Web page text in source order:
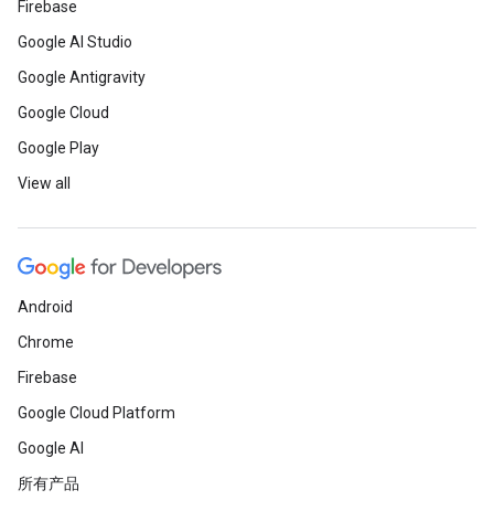
Firebase
Google AI Studio
Google Antigravity
Google Cloud
Google Play
View all
Android
Chrome
Firebase
Google Cloud Platform
Google AI
所有产品